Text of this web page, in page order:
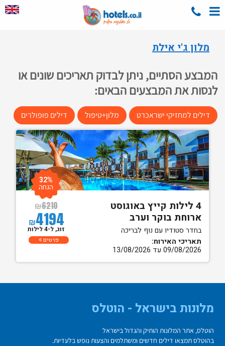
מלון ג'י אילת
המבצע הסתיים, ניתן לבדוק תאריכים שונים או
לנסות את המבצעים הבאים:
דילים למחזיקי ישראכרט מלון+טיפול דילים פופולרים
4 לילות קייץ באוגוסט
ארוחת בוקר וערב
בחדר סטודיו עם נוף לבריכה
תאריכי האירוח:
09/08/2026 עד 13/08/2026
₪6210
₪4194
32%
הנחה
זוג, ל-4 לילות
פרטים
מלונות בישראל - הוטלס
הוטלס, אתר המלונות הותיק והגדול בישראל
בהוטלס תמצאו דילים חדשים ומשתלמים והצעות נופש בלעדיות.